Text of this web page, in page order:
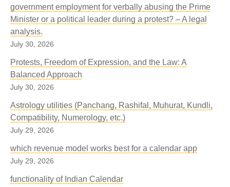
government employment for verbally abusing the Prime
Minister or a political leader during a protest? – A legal
analysis.
July 30, 2026
Protests, Freedom of Expression, and the Law: A
Balanced Approach
July 30, 2026
Astrology utilities (Panchang, Rashifal, Muhurat, Kundli,
Compatibility, Numerology, etc.)
July 29, 2026
which revenue model works best for a calendar app
July 29, 2026
functionality of Indian Calendar